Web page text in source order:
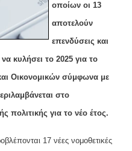
οποίων οι 13
αποτελούν
επενδύσεις και
κυλήσει το 2025 για το
Οικονομικών σύμφωνα με
στο
πολιτικής για το νέο έτος.
17 νέες νομοθετικές